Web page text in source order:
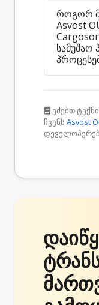
როგორ
Asvost
სამუშაო
ეძებთ
ჩვენს Asvost